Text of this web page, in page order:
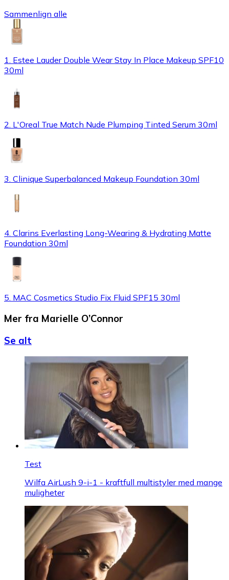
Sammenlign alle
1. Estee Lauder Double Wear Stay In Place Makeup SPF10
30ml
2. L'Oreal True Match Nude Plumping Tinted Serum 30ml
3. Clinique Superbalanced Makeup Foundation 30ml
4. Clarins Everlasting Long-Wearing & Hydrating Matte
Foundation 30ml
5. MAC Cosmetics Studio Fix Fluid SPF15 30ml
Mer fra Marielle O’Connor
Se alt
Test
Wilfa AirLush 9-i-1 - kraftfull multistyler med mange
muligheter